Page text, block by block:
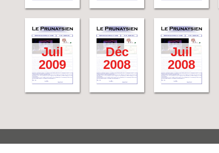
Juil
2009
Déc
2008
Juil
2008